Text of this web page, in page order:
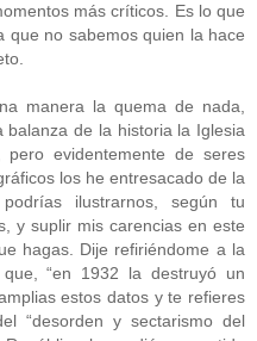
más críticos. Es lo que
que no sabemos quien la hace
manera la quema de nada,
de la historia la Iglesia
evidentemente de seres
los he entresacado de la
ilustrarnos, según tu
y suplir mis carencias en este
hagas. Dije refiriéndome a la
“en 1932 la destruyó un
estos datos y te refieres
“desorden y sectarismo del